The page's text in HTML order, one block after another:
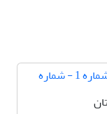
دوره 20، شماره 1 - شماره